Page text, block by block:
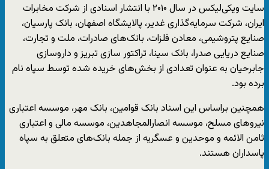
سایت ویکی‌لیکس در سال ۲۰۱۰ با انتشار اسنادی از شرکت مخابرات
ایران، شرکت سرمایه‌گذاری غدیر، پالایشگاه اصفهان، بانک پارسیان،
صنایع پتروشیمی، معادن فلزات، بانک‌های صادرات، ملت و تجارت،
صنایع دریایی صدرا، بانک سینا، تراکتور سازی تبریز و داروسازی
جابرحیان به عنوان تعدادی از بخش‌های خریده شده توسط سپاه نام
برده بود.
همچنین براساس این اسناد بانک قوامین، بانک مهر، موسسه اعتباری
نیروهای مسلح، موسسه انصارالمجاهدین، موسسه مالی و اعتباری
ثامن الائمه و موحدین و عسگریه از جمله بانک‌های متعلق به سپاه
پاسداران هستند.